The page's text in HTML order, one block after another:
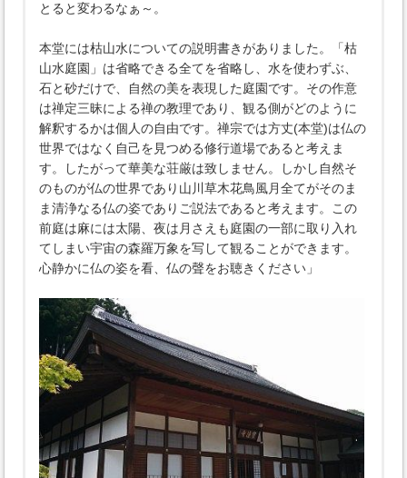
とると変わるなぁ～。
本堂には枯山水についての説明書きがありました。「枯
山水庭園」は省略できる全てを省略し、水を使わずぶ、
石と砂だけで、自然の美を表現した庭園です。その作意
は禅定三昧による禅の教理であり、観る側がどのように
解釈するかは個人の自由です。禅宗では方丈(本堂)は仏の
世界ではなく自己を見つめる修行道場であると考えま
す。したがって華美な荘厳は致しません。しかし自然そ
のものが仏の世界であり山川草木花鳥風月全てがそのま
ま清浄なる仏の姿でありご説法であると考えます。この
前庭は麻には太陽、夜は月さえも庭園の一部に取り入れ
てしまい宇宙の森羅万象を写して観ることができます。
心静かに仏の姿を看、仏の聲をお聴きください」